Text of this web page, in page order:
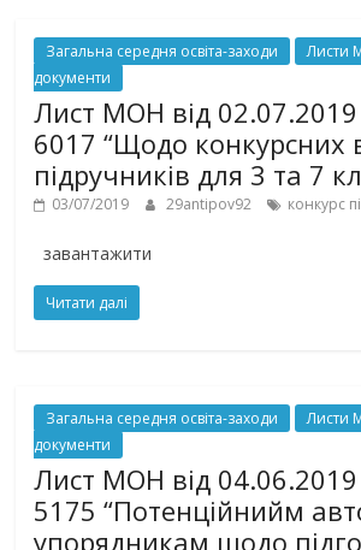
Загальна середня освіта-заходи Листи
документи
Лист МОН від
6017 “Щодо конкурсних
підручників для 3 та 7
03/07/2019 29antipov92 конкурс
завантажити
Читати далі
Загальна середня освіта-заходи Листи
документи
Лист МОН від
5175 “Потенційнийм
упорядникам щодо